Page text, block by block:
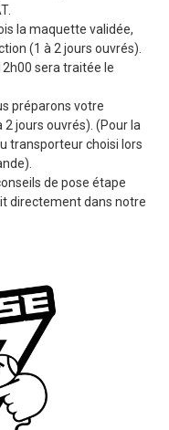
la maquette validée,
(1 à 2 jours ouvrés).
sera traitée le
préparons votre
jours ouvrés). (Pour la
transporteur choisi lors
de pose étape
directement dans notre